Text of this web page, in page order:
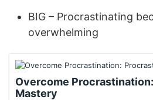
BIG – Procrastinating
overwhelming
Overcome
Mastery